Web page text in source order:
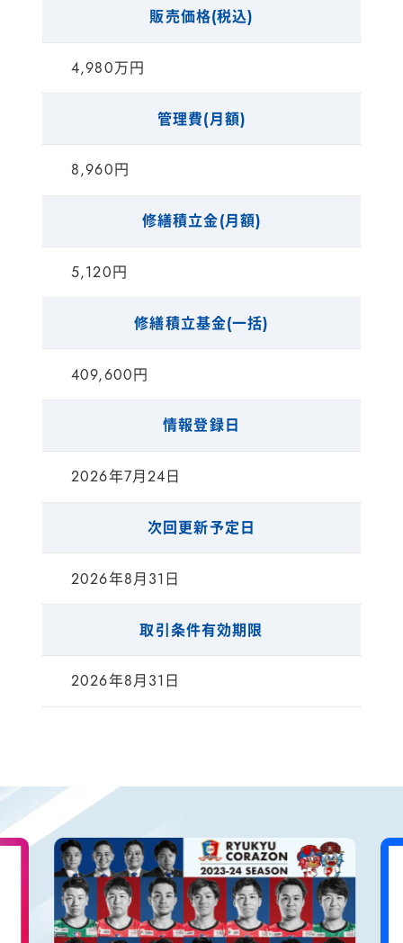
販売価格(税込)
4,980万円
管理費(月額)
8,960円
修繕積立金(月額)
5,120円
修繕積立基金(一括)
409,600円
情報登録日
2026年7月24日
次回更新予定日
2026年8月31日
取引条件有効期限
2026年8月31日